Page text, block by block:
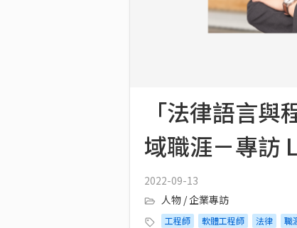
「法律語言
域職涯－專訪
2022-09-13
人物 / 企業專訪
工程師 軟體工程師 法律 職